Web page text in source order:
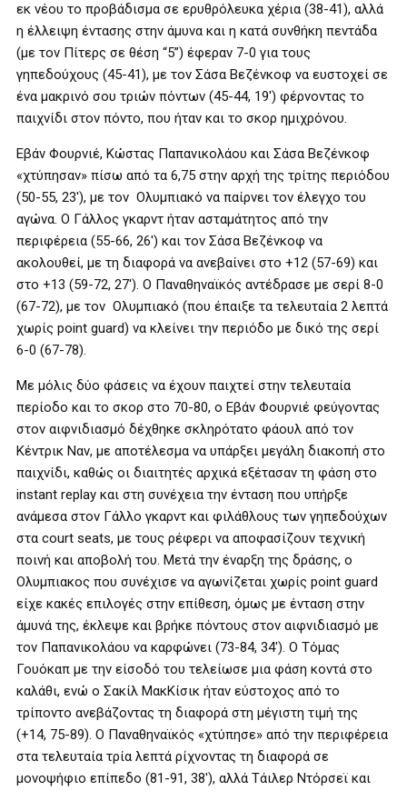
εκ νέου το προβάδισμα σε ερυθρόλευκα χέρια (38-41), αλλά
η έλλειψη έντασης στην άμυνα και η κατά συνθήκη πεντάδα
(με τον Πίτερς σε θέση “5”) έφεραν 7-0 για τους
γηπεδούχους (45-41), με τον Σάσα Βεζένκοφ να ευστοχεί σε
ένα μακρινό σου τριών πόντων (45-44, 19′) φέρνοντας το
παιχνίδι στον πόντο, που ήταν και το σκορ ημιχρόνου.
Εβάν Φουρνιέ, Κώστας Παπανικολάου και Σάσα Βεζένκοφ
«χτύπησαν» πίσω από τα 6,75 στην αρχή της τρίτης περιόδου
(50-55, 23′), με τον Ολυμπιακό να παίρνει τον έλεγχο του
αγώνα. Ο Γάλλος γκαρντ ήταν ασταμάτητος από την
περιφέρεια (55-66, 26′) και τον Σάσα Βεζένκοφ να
ακολουθεί, με τη διαφορά να ανεβαίνει στο +12 (57-69) και
στο +13 (59-72, 27′). Ο Παναθηναϊκός αντέδρασε με σερί 8-0
(67-72), με τον Ολυμπιακό (που έπαιξε τα τελευταία 2 λεπτά
χωρίς point guard) να κλείνει την περιόδο με δικό της σερί
6-0 (67-78).
Με μόλις δύο φάσεις να έχουν παιχτεί στην τελευταία
περίοδο και το σκορ στο 70-80, ο Εβάν Φουρνιέ φεύγοντας
στον αιφνιδιασμό δέχθηκε σκληρότατο φάουλ από τον
Κέντρικ Ναν, με αποτέλεσμα να υπάρξει μεγάλη διακοπή στο
παιχνίδι, καθώς οι διαιτητές αρχικά εξέτασαν τη φάση στο
instant replay και στη συνέχεια την ένταση που υπήρξε
ανάμεσα στον Γάλλο γκαρντ και φιλάθλους των γηπεδούχων
στα court seats, με τους ρέφερι να αποφασίζουν τεχνική
ποινή και αποβολή του. Μετά την έναρξη της δράσης, o
Ολυμπιακος που συνέχισε να αγωνίζεται χωρίς point guard
είχε κακές επιλογές στην επίθεση, όμως με ένταση στην
άμυνά της, έκλεψε και βρήκε πόντους στον αιφνιδιασμό με
τον Παπανικολάου να καρφώνει (73-84, 34′). Ο Τόμας
Γουόκαπ με την είσοδό του τελείωσε μια φάση κοντά στο
καλάθι, ενώ ο Σακίλ ΜακΚίσικ ήταν εύστοχος από το
τρίποντο ανεβάζοντας τη διαφορά στη μέγιστη τιμή της
(+14, 75-89). Ο Παναθηναϊκός «χτύπησε» από την περιφέρεια
στα τελευταία τρία λεπτά ρίχνοντας τη διαφορά σε
μονοψήφιο επίπεδο (81-91, 38′), αλλά Τάιλερ Ντόρσεϊ και